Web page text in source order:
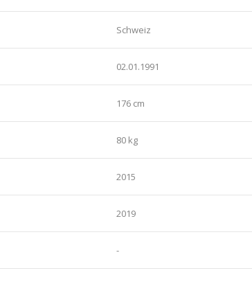
Schweiz
02.01.1991
176 cm
80 kg
2015
2019
-